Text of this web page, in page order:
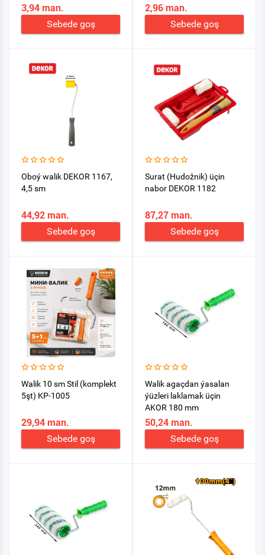
3,94 man.
Sebede goş
2,96 man.
Sebede goş
Oboý walik DEKOR 1167,
4,5 sm
44,92 man.
Sebede goş
Surat (Hudožnik) üçin
nabor DEKOR 1182
87,27 man.
Sebede goş
Walik 10 sm Stil (komplekt
5şt) KP-1005
29,94 man.
Sebede goş
Walik agaçdan ýasalan
ýüzleri laklamak üçin
AKOR 180 mm
50,24 man.
Sebede goş